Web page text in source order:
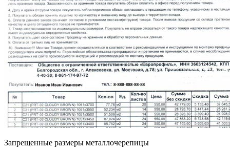
Запрещенные размеры металлочерепицы